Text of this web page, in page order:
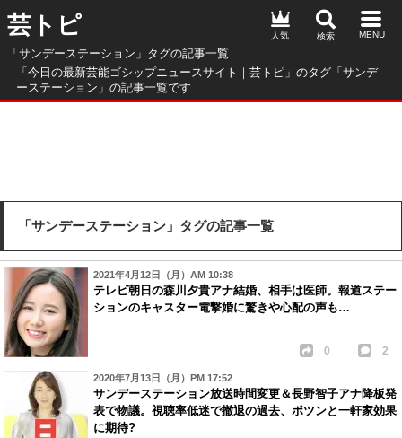
芸トピ
「サンデーステーション」タグの記事一覧
「今日の最新芸能ゴシップニュースサイト｜芸トピ」のタグ「サンデ
ーステーション」の記事一覧です
人気
「サンデーステーション」タグの記事一覧
2021年4月12日（月）AM 10:38
テレビ朝日の森川夕貴アナ結婚、相手は医師。報道ステー
ションのキャスター電撃婚に驚きや心配の声も…
0 2
2020年7月13日（月）PM 17:52
サンデーステーション放送時間変更＆長野智子アナ降板発
表で物議。視聴率低迷で撤退の過去、ポツンと一軒家効果
に期待?